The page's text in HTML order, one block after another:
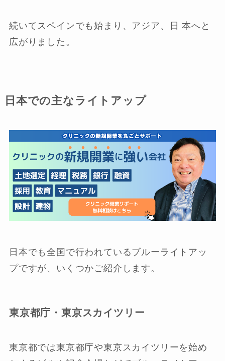
続いてスペインでも始まり、アジア、日 本へと
広がりました。
日本での主なライトアップ
日本でも全国で行われているブルーライトアッ
プですが、いくつかご紹介します。
東京都庁・東京スカイツリー
東京都では東京都庁や東京スカイツリーを始め